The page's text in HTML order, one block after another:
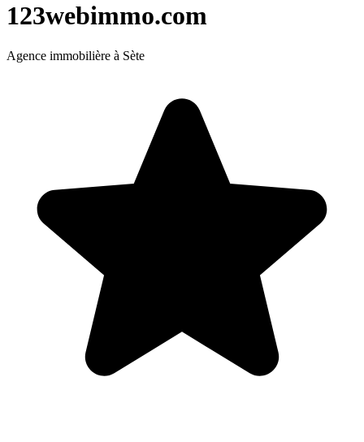
123webimmo.com
Agence immobilière à Sète